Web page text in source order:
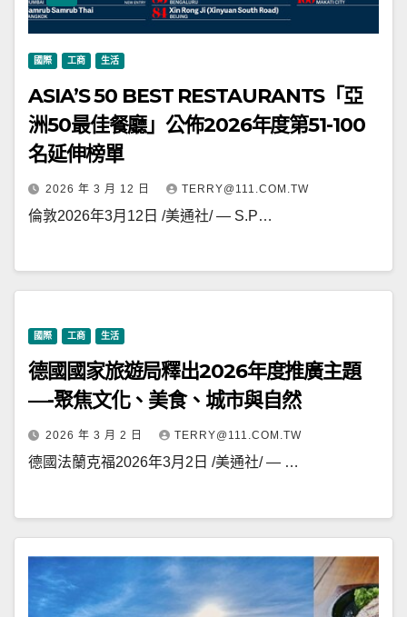
國際 工商 生活
ASIA’S 50 BEST RESTAURANTS「亞
洲50最佳餐廳」公佈2026年度第51-100
名延伸榜單
2026 年 3 月 12 日 TERRY@111.COM.TW
倫敦2026年3月12日 /美通社/ — S.P…
國際 工商 生活
德國國家旅遊局釋出2026年度推廣主題
—-聚焦文化、美食、城市與自然
2026 年 3 月 2 日 TERRY@111.COM.TW
德國法蘭克福2026年3月2日 /美通社/ — …